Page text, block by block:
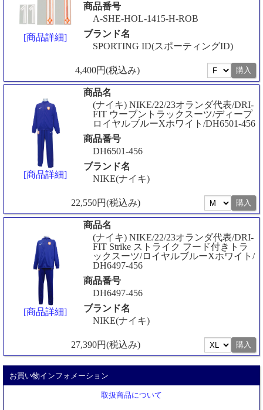
[商品詳細]
商品番号
A-SHE-HOL-1415-H-ROB
ブランド名
SPORTING ID(スポーティングID)
4,400円(税込み)
[商品詳細]
商品名
(ナイキ) NIKE/22/23オランダ代表/DRI-
FIT ウーブントラックスーツ/ディープ
ロイヤルブルーXホワイト/DH6501-456
商品番号
DH6501-456
ブランド名
NIKE(ナイキ)
22,550円(税込み)
[商品詳細]
商品名
(ナイキ) NIKE/22/23オランダ代表/DRI-
FIT Strike ストライク フード付きトラ
ックスーツ/ロイヤルブルーXホワイト/
DH6497-456
商品番号
DH6497-456
ブランド名
NIKE(ナイキ)
27,390円(税込み)
お買い物インフォメーション
取扱商品について